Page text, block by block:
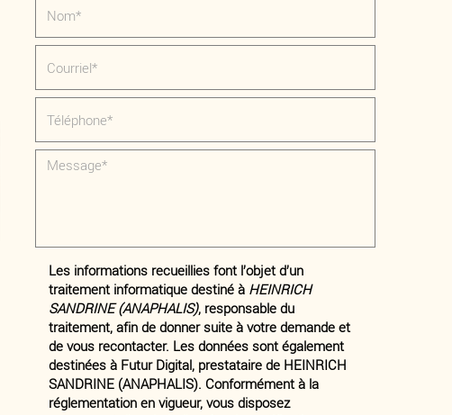
Les informations recueillies font l’objet d’un
traitement informatique destiné à HEINRICH
SANDRINE (ANAPHALIS), responsable du
traitement, afin de donner suite à votre demande et
de vous recontacter. Les données sont également
destinées à Futur Digital, prestataire de HEINRICH
SANDRINE (ANAPHALIS). Conformément à la
réglementation en vigueur, vous disposez